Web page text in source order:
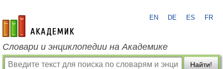
academic.ru
EN DE ES FR
Словари и энциклопедии на Академике
Найти!